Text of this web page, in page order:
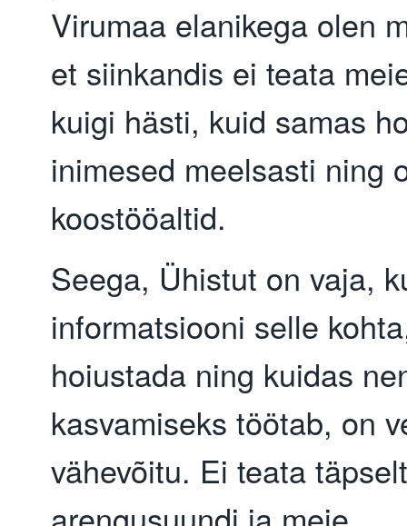
Virumaa elanikega olen
et siinkandis ei teata
kuigi hästi, kuid samas
inimesed meelsasti ning
koostööaltid.
Seega, Ühistut on vaja,
informatsiooni selle
hoiustada ning kuidas
kasvamiseks töötab, on
vähevõitu. Ei teata